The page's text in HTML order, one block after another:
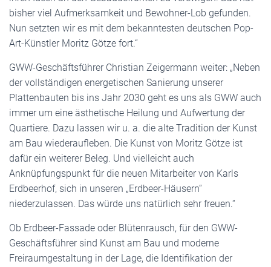
bisher viel Aufmerksamkeit und Bewohner-Lob gefunden.
Nun setzten wir es mit dem bekanntesten deutschen Pop-
Art-Künstler Moritz Götze fort.“
GWW-Geschäftsführer Christian Zeigermann weiter: „Neben
der vollständigen energetischen Sanierung unserer
Plattenbauten bis ins Jahr 2030 geht es uns als GWW auch
immer um eine ästhetische Heilung und Aufwertung der
Quartiere. Dazu lassen wir u. a. die alte Tradition der Kunst
am Bau wiederaufleben. Die Kunst von Moritz Götze ist
dafür ein weiterer Beleg. Und vielleicht auch
Anknüpfungspunkt für die neuen Mitarbeiter von Karls
Erdbeerhof, sich in unseren „Erdbeer-Häusern“
niederzulassen. Das würde uns natürlich sehr freuen.“
Ob Erdbeer-Fassade oder Blütenrausch, für den GWW-
Geschäftsführer sind Kunst am Bau und moderne
Freiraumgestaltung in der Lage, die Identifikation der